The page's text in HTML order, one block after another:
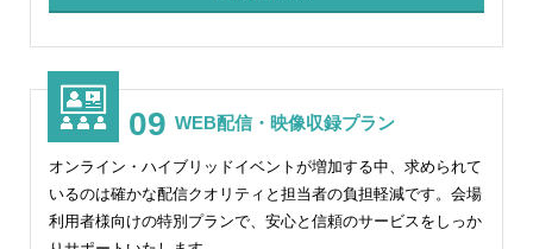
09 WEB配信・映像収録プラン
オンライン・ハイブリッドイベントが増加する中、求められて
いるのは確かな配信クオリティと担当者の負担軽減です。会場
利用者様向けの特別プランで、安心と信頼のサービスをしっか